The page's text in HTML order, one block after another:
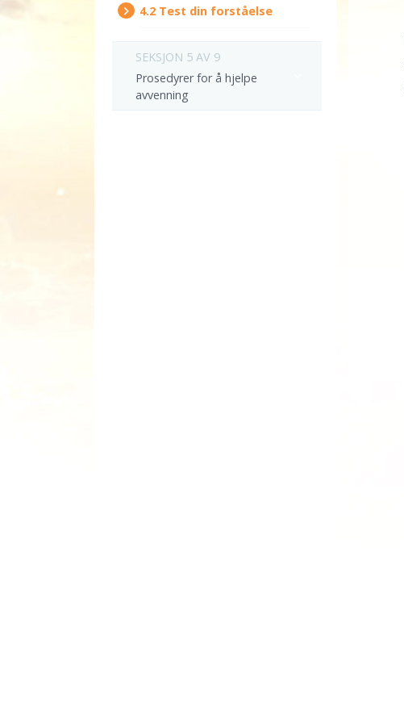
4.‎2 Test din forståelse
SEKSJON 5 AV 9
Prosedyrer for å hjelpe
avvenning